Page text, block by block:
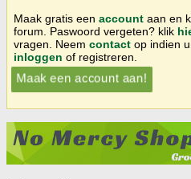
Maak gratis een account aan en
forum. Paswoord vergeten? klik
vragen. Neem contact op indien
inloggen of registreren.
Maak een account aan!